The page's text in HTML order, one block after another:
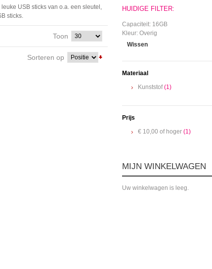
USB sticks van o.a. een sleutel,
sticks.
Toon
Sorteren op
HUIDIGE FILTER:
Capaciteit: 16GB
Kleur: Overig
Wissen
Materiaal
Kunststof(1)
Prijs
€ 10,00 of hoger (1)
MIJN WINKELWAGEN
Uw winkelwagen is leeg.